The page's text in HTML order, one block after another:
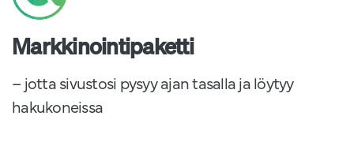
Markkinointipaketti
– jotta sivustosi pysyy ajan tasalla ja löytyy
hakukoneissa